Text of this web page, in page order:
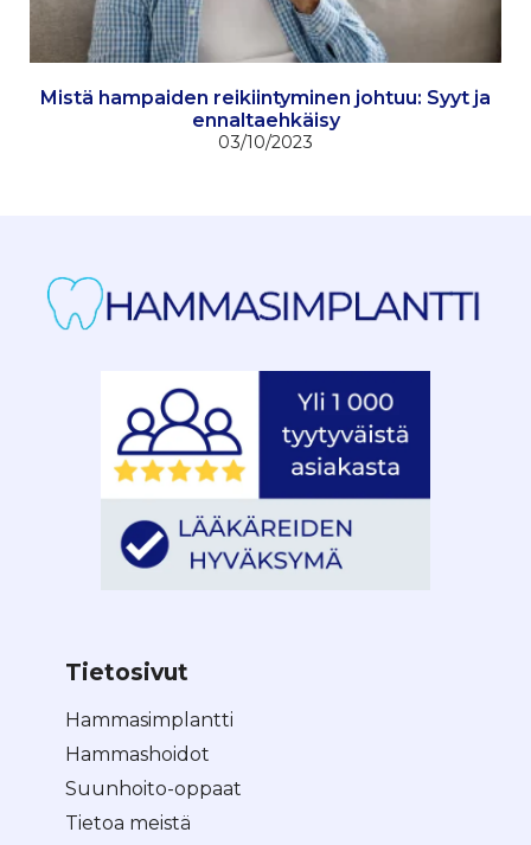
Mistä hampaiden reikiintyminen johtuu: Syyt ja
ennaltaehkäisy
03/10/2023
Tietosivut
Hammasimplantti
Hammashoidot
Suunhoito-oppaat
Tietoa meistä